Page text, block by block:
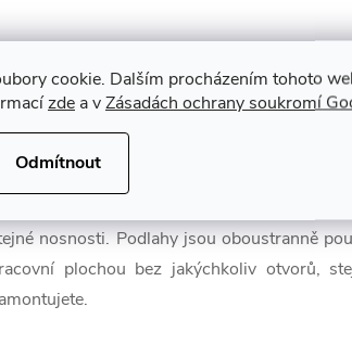
cookie. Dalším procházením tohoto
zde a vZásadách ochrany soukromí
Odmítnout
popis produktu
Hliníkové podlahy RUX SUPER jsou lehké,
životnost a vysokou nosnost. S těmito
nosnosti. Podlahy jsou oboustranně
plochou bez jakýchkoliv otvorů,